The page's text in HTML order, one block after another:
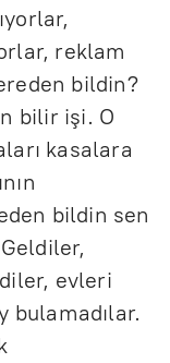
reklam
bildin?
bilir işi. O
kasalara
bildin sen
evleri
bulamadılar.